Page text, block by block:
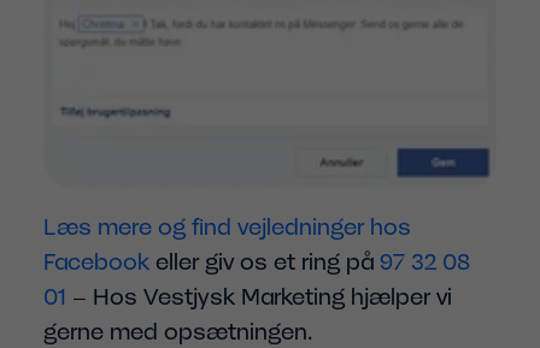
Læs mere og find vejledninger hos
Facebookeller giv os et ring på 97 32 08
01 – Hos Vestjysk Marketing hjælper vi
gerne med opsætningen.